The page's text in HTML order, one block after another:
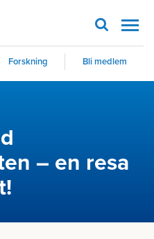
Forskning Bli medlem
– en resa